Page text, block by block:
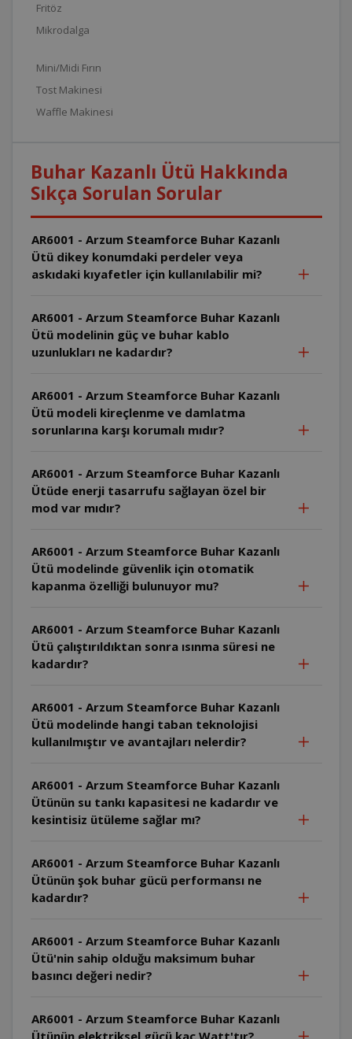
Fritöz
Mikrodalga
Mini/Midi Fırın
Tost Makinesi
Waffle Makinesi
Buhar Kazanlı Ütü Hakkında
Sıkça Sorulan Sorular
AR6001 - Arzum Steamforce Buhar Kazanlı
Ütü dikey konumdaki perdeler veya
askıdaki kıyafetler için kullanılabilir mi?
AR6001 - Arzum Steamforce Buhar Kazanlı
Ütü modelinin güç ve buhar kablo
uzunlukları ne kadardır?
AR6001 - Arzum Steamforce Buhar Kazanlı
Ütü modeli kireçlenme ve damlatma
sorunlarına karşı korumalı mıdır?
AR6001 - Arzum Steamforce Buhar Kazanlı
Ütüde enerji tasarrufu sağlayan özel bir
mod var mıdır?
AR6001 - Arzum Steamforce Buhar Kazanlı
Ütü modelinde güvenlik için otomatik
kapanma özelliği bulunuyor mu?
AR6001 - Arzum Steamforce Buhar Kazanlı
Ütü çalıştırıldıktan sonra ısınma süresi ne
kadardır?
AR6001 - Arzum Steamforce Buhar Kazanlı
Ütü modelinde hangi taban teknolojisi
kullanılmıştır ve avantajları nelerdir?
AR6001 - Arzum Steamforce Buhar Kazanlı
Ütünün su tankı kapasitesi ne kadardır ve
kesintisiz ütüleme sağlar mı?
AR6001 - Arzum Steamforce Buhar Kazanlı
Ütünün şok buhar gücü performansı ne
kadardır?
AR6001 - Arzum Steamforce Buhar Kazanlı
Ütü'nin sahip olduğu maksimum buhar
basıncı değeri nedir?
AR6001 - Arzum Steamforce Buhar Kazanlı
Ütünün elektriksel gücü kaç Watt'tır?